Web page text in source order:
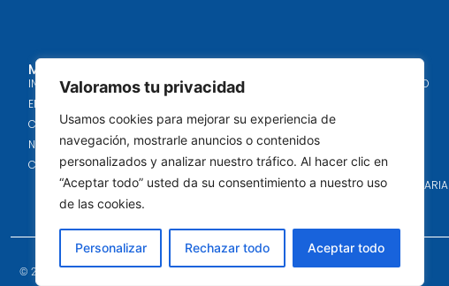
Valoramos tu privacidad
Usamos cookies para mejorar su experiencia de
navegación, mostrarle anuncios o contenidos
personalizados y analizar nuestro tráfico. Al hacer clic en
“Aceptar todo” usted da su consentimiento a nuestro uso
de las cookies.
Personalizar Rechazar todo Aceptar todo
MENÚ
INICIO
EMPRESA
CERTIFICACIONES
NOTICIAS
CONTACTO
OBRAS/MANTENIMIENTO
JARDINERÍA
ENERGÍA
GESTIÓN DE RESIDUOS
ATENCIÓN SOCIOSANITARIA
© 2026 Capross - Todos los derechos reservados